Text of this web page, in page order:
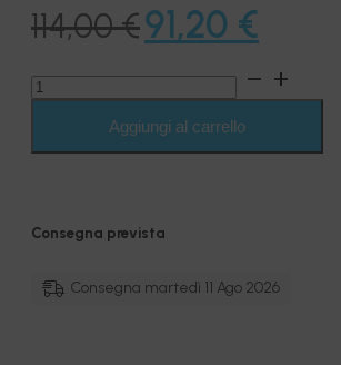
114,00€Il
originale
era:
91,20 €
prezzo
attuale
è:
Combi
Filter
Sediment
+
Block
Filtration
Aggiungi al carrello
Consegna prevista
Consegna martedì 11 Ago 2026